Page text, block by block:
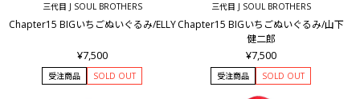
三代目 J SOUL BROTHERS
Chapter15 BIGいちごぬいぐるみ/ELLY
¥7,500
受注商品 SOLD OUT
三代目 J SOUL BROTHERS
Chapter15 BIGいちごぬいぐるみ/山下
健二郎
¥7,500
受注商品 SOLD OUT